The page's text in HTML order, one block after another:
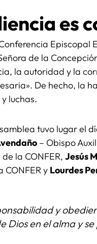
es
Episcopal
de la
la autoridad y la
De hecho, la
luchas.
tuvo lugar el
– Obispo
la CONFER, Jesús
CONFER y Lourdes
y
Dios en el alma y